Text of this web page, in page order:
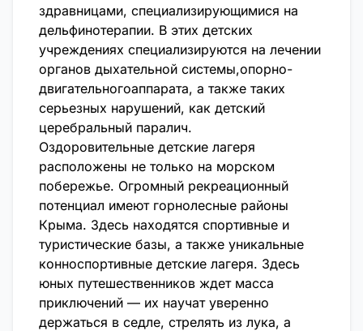
здравницами, специализирующимися на
дельфинотерапии. В этих детских
учреждениях специализируются на лечении
органов дыхательной системы,опорно-
двигательногоаппарата, а также таких
серьезных нарушений, как детский
церебральный паралич.
Оздоровительные детские лагеря
расположены не только на морском
побережье. Огромный рекреационный
потенциал имеют горнолесные районы
Крыма. Здесь находятся спортивные и
туристические базы, а также уникальные
конноспортивные детские лагеря. Здесь
юных путешественников ждет масса
приключений — их научат уверенно
держаться в седле, стрелять из лука, а